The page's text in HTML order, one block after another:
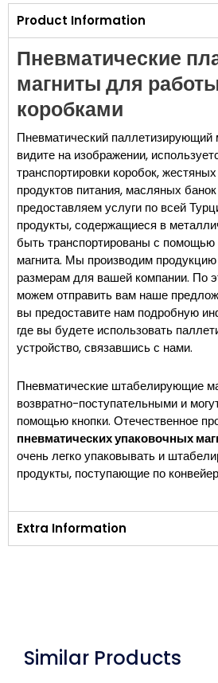
Product Information
Пневматические
магниты для
коробками
Пневматический паллетизирующий
видите на изображении,
транспортировки коробок,
продуктов питания, масляных
предоставляем услуги по всей
продукты, содержащиеся в
быть транспортированы с помощью
магнита. Мы производим
размерам для вашей компании. По
можем отправить вам наше
вы предоставите нам подробную
где вы будете использовать
устройство, связавшись с нами.
Пневматические штабелирующие
возвратно-поступательными и
помощью кнопки. Отечественное
пневматических упаковочных
очень легко упаковывать и
продукты, поступающие по
Extra Information
Similar Products